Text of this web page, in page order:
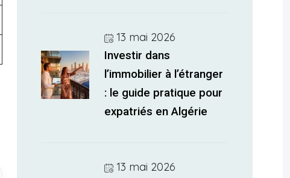
13 mai 2026
Investir dans
l’immobilier à l’étranger
: le guide pratique pour
expatriés en Algérie
13 mai 2026